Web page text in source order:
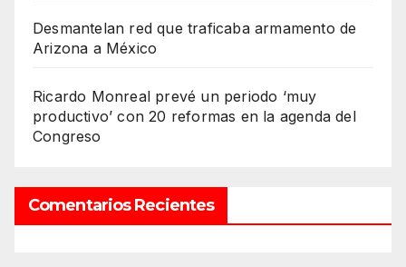
Desmantelan red que traficaba armamento de
Arizona a México
Ricardo Monreal prevé un periodo ‘muy
productivo’ con 20 reformas en la agenda del
Congreso
Comentarios Recientes